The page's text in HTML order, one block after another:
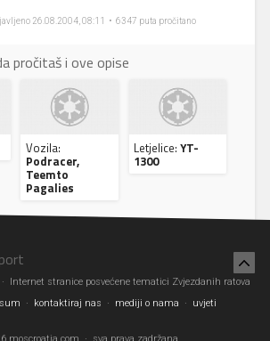
26.08.2004, 08:11 • 6347 puta pročitano
pročitaš i ove opise
Vozila:
Podracer,
Teemto
Pagalies
Letjelice:YT-
1300
Internet stranice posvećene tematici Zvjezdanih ratova
· kontaktiraj nas · mediji o nama ·
uvjeti